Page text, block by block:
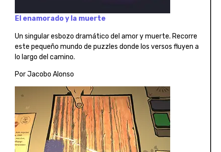
El enamorado y la muerte
Un singular esbozo dramático del amor y muerte. Recorre
este pequeño mundo de puzzles donde los versos fluyen a
lo largo del camino.
Por Jacobo Alonso